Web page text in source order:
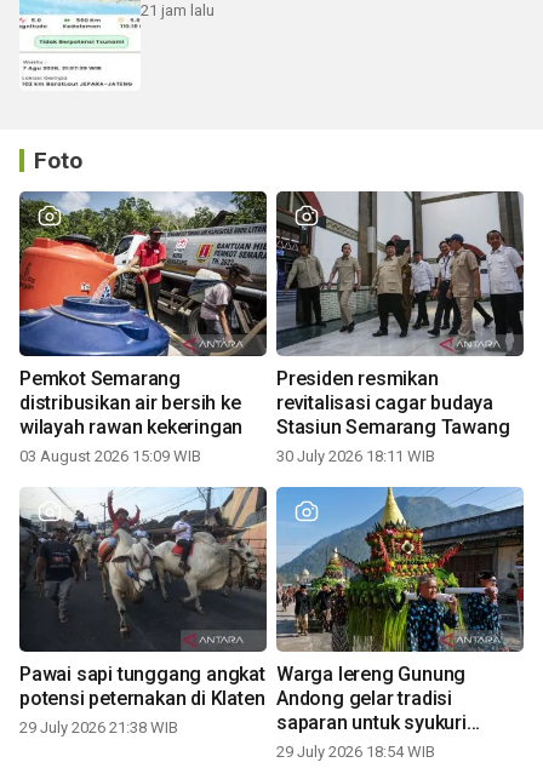
21 jam lalu
Foto
Pemkot Semarang
distribusikan air bersih ke
wilayah rawan kekeringan
03 August 2026 15:09 WIB
Presiden resmikan
revitalisasi cagar budaya
Stasiun Semarang Tawang
30 July 2026 18:11 WIB
Pawai sapi tunggang angkat
potensi peternakan di Klaten
29 July 2026 21:38 WIB
Warga lereng Gunung
Andong gelar tradisi
saparan untuk syukuri
panen
29 July 2026 18:54 WIB